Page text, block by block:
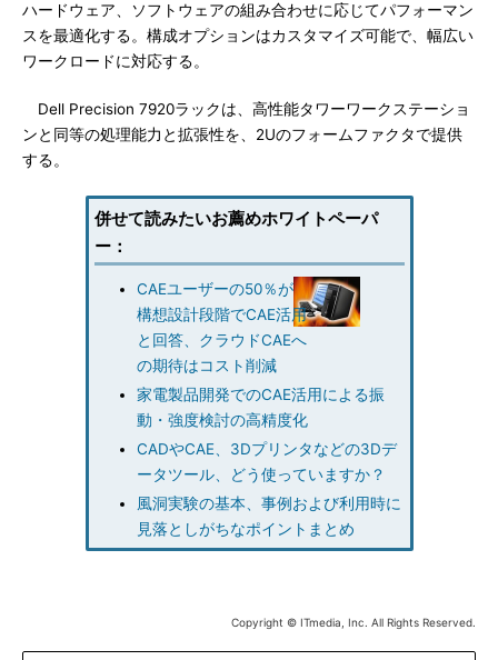
ハードウェア、ソフトウェアの組み合わせに応じてパフォーマン
スを最適化する。構成オプションはカスタマイズ可能で、幅広い
ワークロードに対応する。
Dell Precision 7920ラックは、高性能タワーワークステーショ
ンと同等の処理能力と拡張性を、2Uのフォームファクタで提供
する。
併せて読みたいお薦めホワイトペーパ
ー：
CAEユーザーの50％が
構想設計段階でCAE活用
と回答、クラウドCAEへ
の期待はコスト削減
家電製品開発でのCAE活用による振
動・強度検討の高精度化
CADやCAE、3Dプリンタなどの3Dデ
ータツール、どう使っていますか？
風洞実験の基本、事例および利用時に
見落としがちなポイントまとめ
Copyright © ITmedia, Inc. All Rights Reserved.